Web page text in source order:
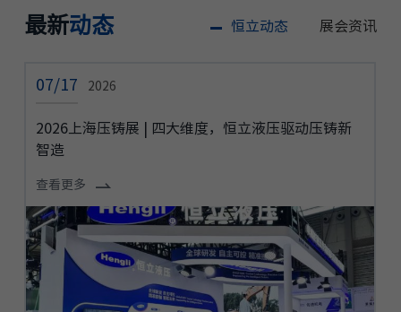
E-mail: hengli@henglihydraulics.com
Tel: 15006127963
最新动态 恒立动态 展会资讯
07/17 2026
2026上海压铸展 | 四大维度，恒立液压驱动压铸新
智造
查看更多